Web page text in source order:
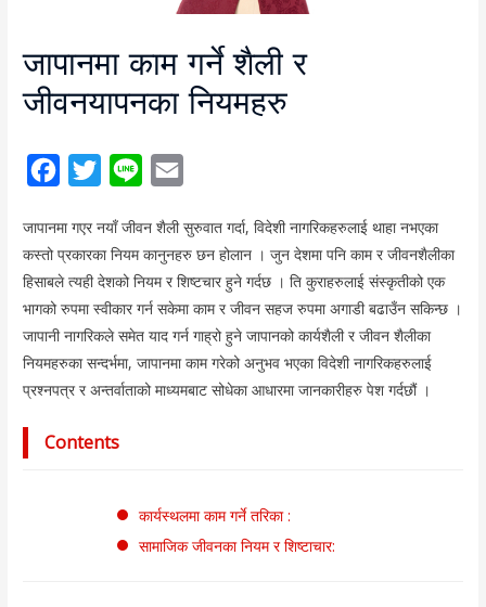
जापानमा काम गर्ने शैली र
जीवनयापनका नियमहरु
c
e
b
o
o
k
T
i
t
t
e
r
n
e
a
i
l
जापानमा गएर नयाँ जीवन शैली सुरुवात गर्दा, विदेशी नागरिकहरुलाई थाहा नभएका
कस्तो प्रकारका नियम कानुनहरु छन होलान । जुन देशमा पनि काम र जीवनशैलीका
हिसाबले त्यही देशको नियम र शिष्टचार हुने गर्दछ । ति कुराहरुलाई संस्कृतीको एक
भागको रुपमा स्वीकार गर्न सकेमा काम र जीवन सहज रुपमा अगाडी बढाउँन सकिन्छ ।
जापानी नागरिकले समेत याद गर्न गाह्रो हुने जापानको कार्यशैली र जीवन शैलीका
नियमहरुका सन्दर्भमा, जापानमा काम गरेको अनुभव भएका विदेशी नागरिकहरुलाई
प्रश्नपत्र र अन्तर्वाताको माध्यमबाट सोधेका आधारमा जानकारीहरु पेश गर्दछौं ।
Contents
कार्यस्थलमा काम गर्ने तरिका :
सामाजिक जीवनका नियम र शिष्टाचार: